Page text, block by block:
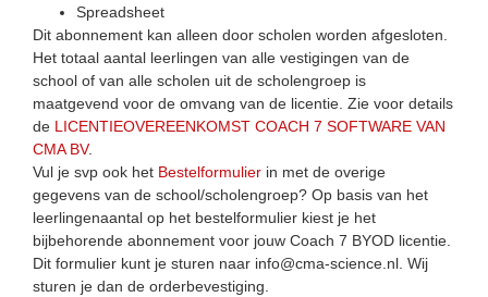
Spreadsheet
Dit abonnement kan alleen door scholen worden afgesloten.
Het totaal aantal leerlingen van alle vestigingen van de
school of van alle scholen uit de scholengroep is
maatgevend voor de omvang van de licentie. Zie voor details
de LICENTIEOVEREENKOMST COACH 7 SOFTWARE VAN
CMA BV.
Vul je svp ook het Bestelformulier in met de overige
gegevens van de school/scholengroep? Op basis van het
leerlingenaantal op het bestelformulier kiest je het
bijbehorende abonnement voor jouw Coach 7 BYOD licentie.
Dit formulier kunt je sturen naar info@cma-science.nl. Wij
sturen je dan de orderbevestiging.